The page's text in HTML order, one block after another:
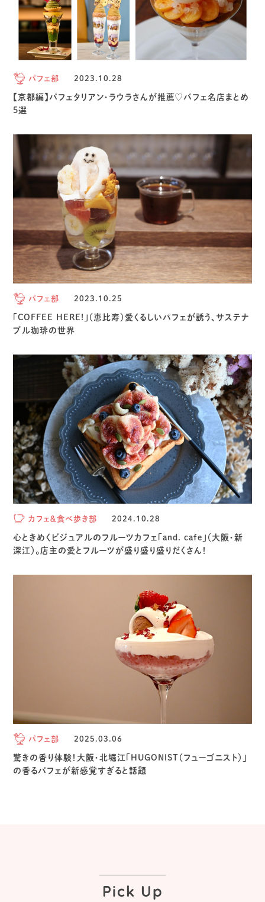
パフェ部 2023.10.28
【京都編】パフェタリアン・ラウラさんが推薦♡パフェ名店まとめ
5選
パフェ部 2023.10.25
「COFFEE HERE!」（恵比寿）愛くるしいパフェが誘う、サステナ
ブル珈琲の世界
カフェ＆食べ歩き部 2024.10.28
心ときめくビジュアルのフルーツカフェ「and. cafe」（大阪・新
深江）。店主の愛とフルーツが盛り盛り盛りだくさん！
パフェ部 2025.03.06
驚きの香り体験！大阪・北堀江「HUGONIST（フューゴニスト）」
の香るパフェが新感覚すぎると話題
Pick Up